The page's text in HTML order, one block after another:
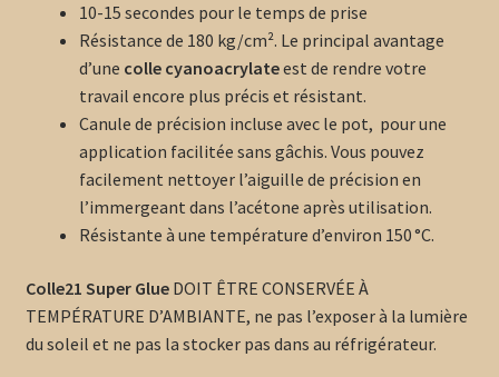
10-15 secondes pour le temps de prise
Résistance de 180 kg/cm². Le principal avantage
d’une colle cyanoacrylateest de rendre votre
travail encore plus précis et résistant.
Canule de précision incluse avec le pot, pour une
application facilitée sans gâchis. Vous pouvez
facilement nettoyer l’aiguille de précision en
l’immergeant dans l’acétone après utilisation.
Résistante à une température d’environ 150 °C.
Colle21 Super GlueDOIT ÊTRE CONSERVÉE À
TEMPÉRATURE D’AMBIANTE, ne pas l’exposer à la lumière
du soleil et ne pas la stocker pas dans au réfrigérateur.